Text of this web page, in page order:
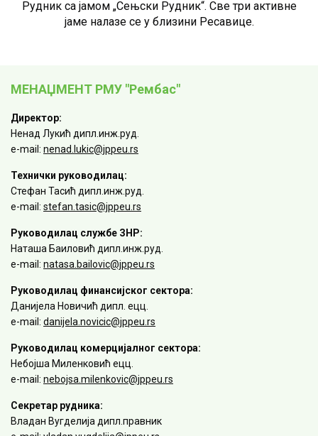
Рудник са јамом „Сењски Рудник“. Све три активне
јаме налазе се у близини Ресавице.
МЕНАЏМЕНТ РМУ "Рембас"
Директор:
Ненад Лукић дипл.инж.руд.
e-mail: nenad.lukic@jppeu.rs
Технички руководилац:
Стефан Тасић дипл.инж.руд.
e-mail: stefan.tasic@jppeu.rs
Руководилац службе ЗНР:
Наташа Баиловић дипл.инж.руд.
e-mail: natasa.bailovic@jppeu.rs
Руководилац финансијског сектора:
Данијела Новичић дипл. ецц.
e-mail: danijela.novicic@jppeu.rs
Руководилац комерцијалног сектора:
Небојша Миленковић ецц.
e-mail: nebojsa.milenkovic@jppeu.rs
Секретар рудника:
Владан Вугделија дипл.правник